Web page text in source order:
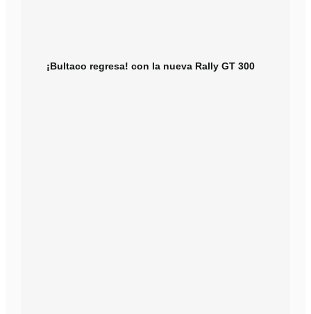
¡Bultaco regresa! con la nueva Rally GT 300